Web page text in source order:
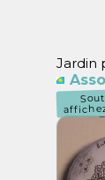
Butte
Jardin